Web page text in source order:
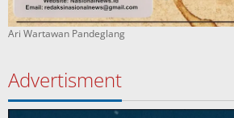
Ari Wartawan Pandeglang
Advertisment